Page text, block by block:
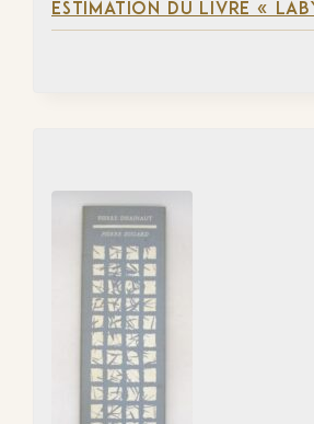
ESTIMATION DU LIVRE «